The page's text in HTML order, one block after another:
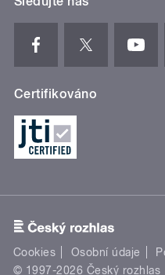
Certifikováno
Cookies Osobní údaje
© 1997-2026 Český rozhlas